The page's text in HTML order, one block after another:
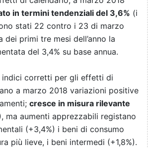
in termini tendenziali del 3,6% (i
stati 22 contro i 23 di marzo
dei primi tre mesi dell’anno la
del 3,4% su base annua.
indici corretti per gli effetti di
a marzo 2018 variazioni positive
cresce in misura rilevante
, ma aumenti apprezzabili registano
(+3,4%) i beni di consumo
più lieve, i beni intermedi (+1,8%).